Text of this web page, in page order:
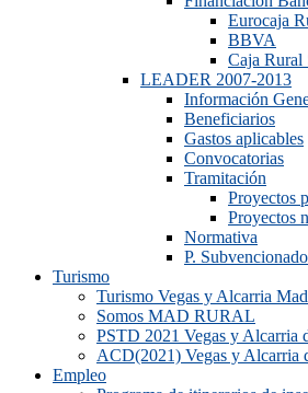
Eurocaja
BBVA
Caja Rural
LEADER 2007-2013
Información
Beneficiarios
Gastos aplicables
Convocatorias
Tramitación
Proyectos
Proyectos
Normativa
P.
Turismo
Turismo Vegas y Alcarria
Somos MAD RURAL
PSTD 2021 Vegas y Alcarria
ACD(2021) Vegas y Alcarria
Empleo